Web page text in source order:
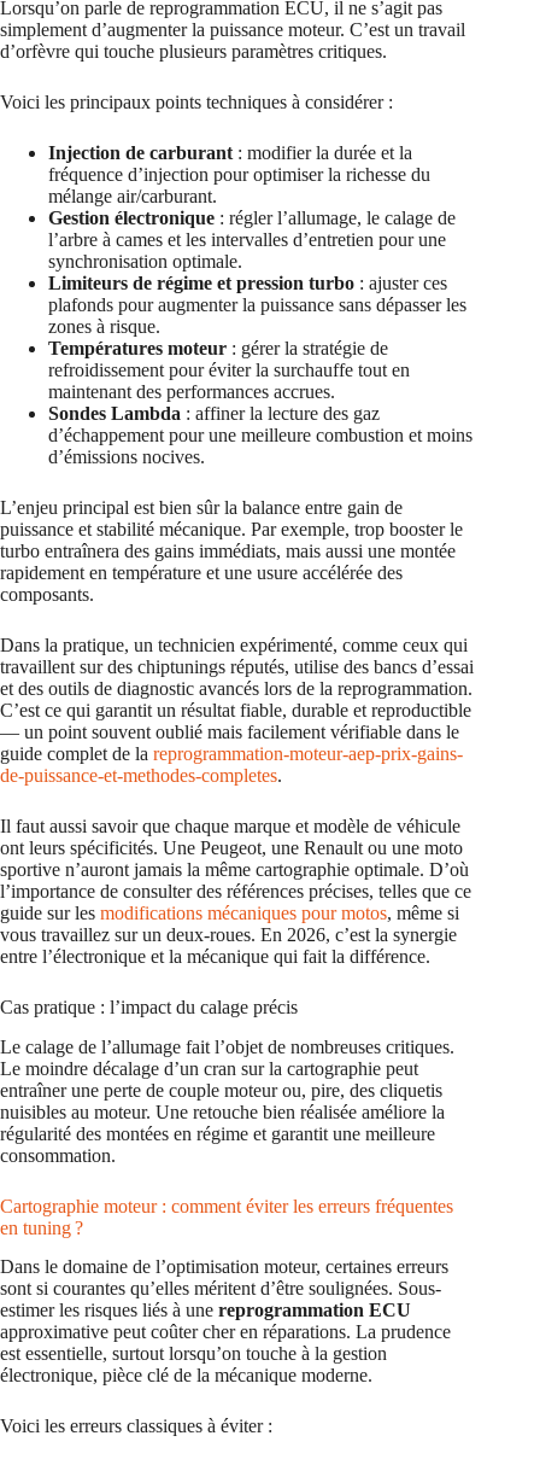
Lorsqu’on parle de reprogrammation ECU, il ne s’agit pas
simplement d’augmenter la puissance moteur. C’est un travail
d’orfèvre qui touche plusieurs paramètres critiques.
Voici les principaux points techniques à considérer :
Injection de carburant : modifier la durée et la
fréquence d’injection pour optimiser la richesse du
mélange air/carburant.
Gestion électronique : régler l’allumage, le calage de
l’arbre à cames et les intervalles d’entretien pour une
synchronisation optimale.
Limiteurs de régime et pression turbo : ajuster ces
plafonds pour augmenter la puissance sans dépasser les
zones à risque.
Températures moteur : gérer la stratégie de
refroidissement pour éviter la surchauffe tout en
maintenant des performances accrues.
Sondes Lambda : affiner la lecture des gaz
d’échappement pour une meilleure combustion et moins
d’émissions nocives.
L’enjeu principal est bien sûr la balance entre gain de
puissance et stabilité mécanique. Par exemple, trop booster le
turbo entraînera des gains immédiats, mais aussi une montée
rapidement en température et une usure accélérée des
composants.
Dans la pratique, un technicien expérimenté, comme ceux qui
travaillent sur des chiptunings réputés, utilise des bancs d’essai
et des outils de diagnostic avancés lors de la reprogrammation.
C’est ce qui garantit un résultat fiable, durable et reproductible
— un point souvent oublié mais facilement vérifiable dans le
guide complet de la reprogrammation-moteur-aep-prix-gains-
de-puissance-et-methodes-completes.
Il faut aussi savoir que chaque marque et modèle de véhicule
ont leurs spécificités. Une Peugeot, une Renault ou une moto
sportive n’auront jamais la même cartographie optimale. D’où
l’importance de consulter des références précises, telles que ce
guide sur les modifications mécaniques pour motos, même si
vous travaillez sur un deux-roues. En 2026, c’est la synergie
entre l’électronique et la mécanique qui fait la différence.
Cas pratique : l’impact du calage précis
Le calage de l’allumage fait l’objet de nombreuses critiques.
Le moindre décalage d’un cran sur la cartographie peut
entraîner une perte de couple moteur ou, pire, des cliquetis
nuisibles au moteur. Une retouche bien réalisée améliore la
régularité des montées en régime et garantit une meilleure
consommation.
Cartographie moteur : comment éviter les erreurs fréquentes
en tuning ?
Dans le domaine de l’optimisation moteur, certaines erreurs
sont si courantes qu’elles méritent d’être soulignées. Sous-
estimer les risques liés à une reprogrammation ECU
approximative peut coûter cher en réparations. La prudence
est essentielle, surtout lorsqu’on touche à la gestion
électronique, pièce clé de la mécanique moderne.
Voici les erreurs classiques à éviter :